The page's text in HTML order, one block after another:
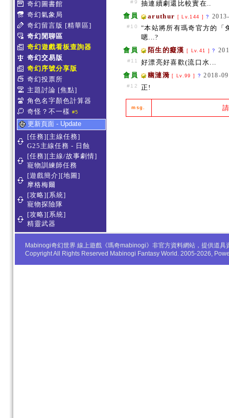
奇幻圖書館
奇幻氣象局
奇幻留言版 [精華區]
奇幻閒聊區
奇幻遊戲看板查詢器
奇幻交易版
奇幻序號分享版
奇幻投票所
主題討論 [焦點]
角色名字顏色計算器
奇怪？不一樣 #5
更新頁面 - Update
[任務][主線任務]
G25主線任務 - 日蝕
[任務][主線/故事劇情]
寵物訓練師任務
[遊戲簡介][地圖]
摩格梅爾
[攻略][系統]
寵物探險隊
[攻略][系統]
精靈武器
#9
抽連續劇還比較實在..
會員
aruthur [ Lv.144 ]?
#10
"本站將所有瑪奇官方的「
嗯...?
會員
陌生的癡漢 [ Lv.41 ]?
#11
好漂亮好喜歡(流口水...
會員
幽漣漪 [ Lv.99 ] ? 2018-
#12 正!
msg.
Mabinogi奇幻世界 線上遊戲《瑪奇mabinogi》非官方資料網站，提供道
Copyright All Rights Reserved Mabinogi Fantasy World. 2005-2026,